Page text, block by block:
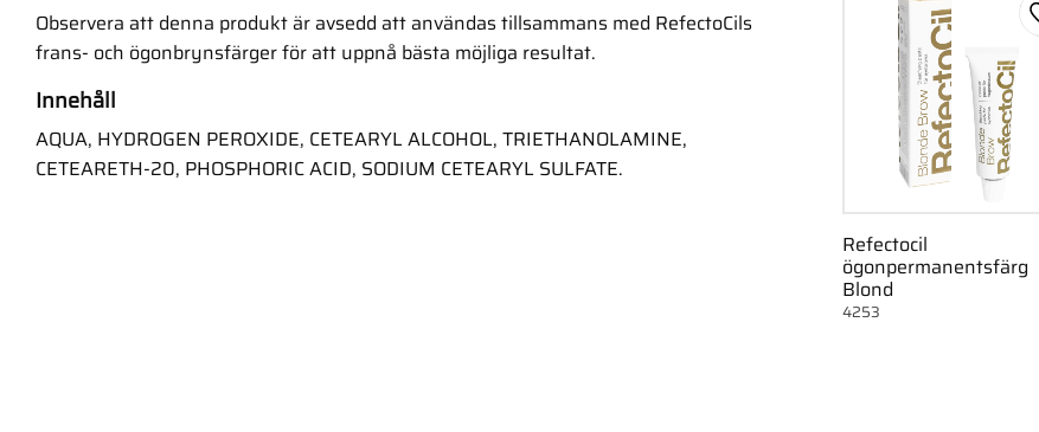
Observera att denna produkt är avsedd att användas tillsammans med RefectoCils
frans- och ögonbrynsfärger för att uppnå bästa möjliga resultat.
Innehåll
AQUA, HYDROGEN PEROXIDE, CETEARYL ALCOHOL, TRIETHANOLAMINE,
CETEARETH-20, PHOSPHORIC ACID, SODIUM CETEARYL SULFATE.
Refectocil
ögonpermanentsfärg
Blond
4253